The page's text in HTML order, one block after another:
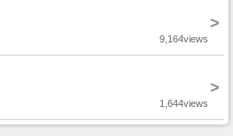
>
9,164views
>
1,644views